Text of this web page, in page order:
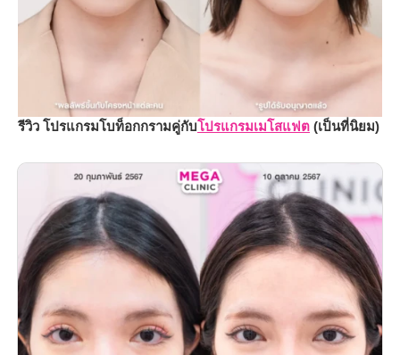
รีวิว โปรแกรมโบท็อกกรามคู่กับโปรแกรมเมโสแฟต (เป็นที่นิยม)